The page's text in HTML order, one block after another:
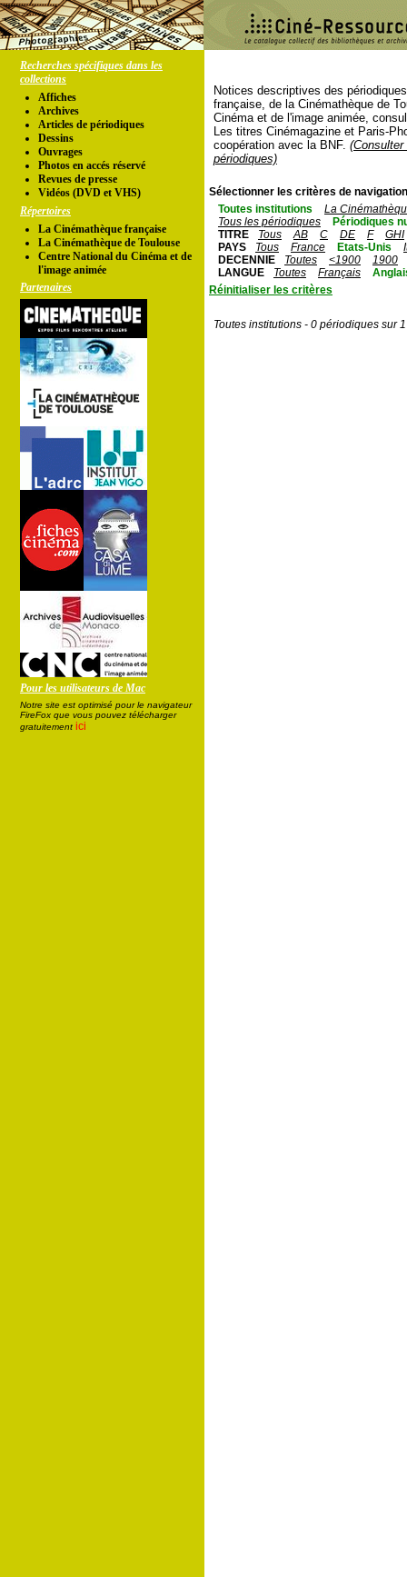
Recherches spécifiques dans les
collections
Affiches
Archives
Articles de périodiques
Dessins
Ouvrages
Photos en accés réservé
Revues de presse
Vidéos (DVD et VHS)
Répertoires
La Cinémathèque française
La Cinémathèque de Toulouse
Centre National du Cinéma et de
l'image animée
Partenaires
Pour les utilisateurs de Mac
Notre site est optimisé pour le navigateur
FireFox que vous pouvez télécharger
gratuitement ici
Notices descriptives des
française, de la Cinémathèque de
Cinéma et de l'image animée,
Les titres Cinémagazine et Paris-
coopération avec la BNF.
périodiques)
Sélectionner les critères de
Toutes institutions
La
Tous les périodiques
Périodiques
TITRE
Tous AB C DE F
GHI
PAYS
Tous France Etats-Unis
DECENNIE
Toutes <1900
1900
LANGUE
Toutes Français
Réinitialiser les critères
Toutes institutions - 0 périodiques sur